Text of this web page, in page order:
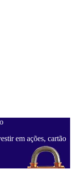
em ações, cartão